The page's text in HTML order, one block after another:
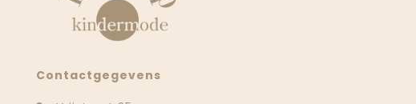
Contactgegevens